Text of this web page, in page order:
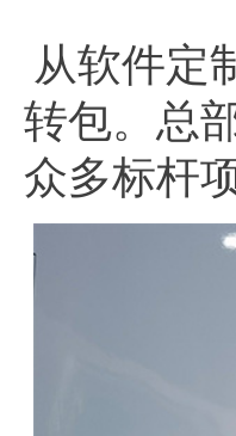
从软件定
转包。总
众多标杆